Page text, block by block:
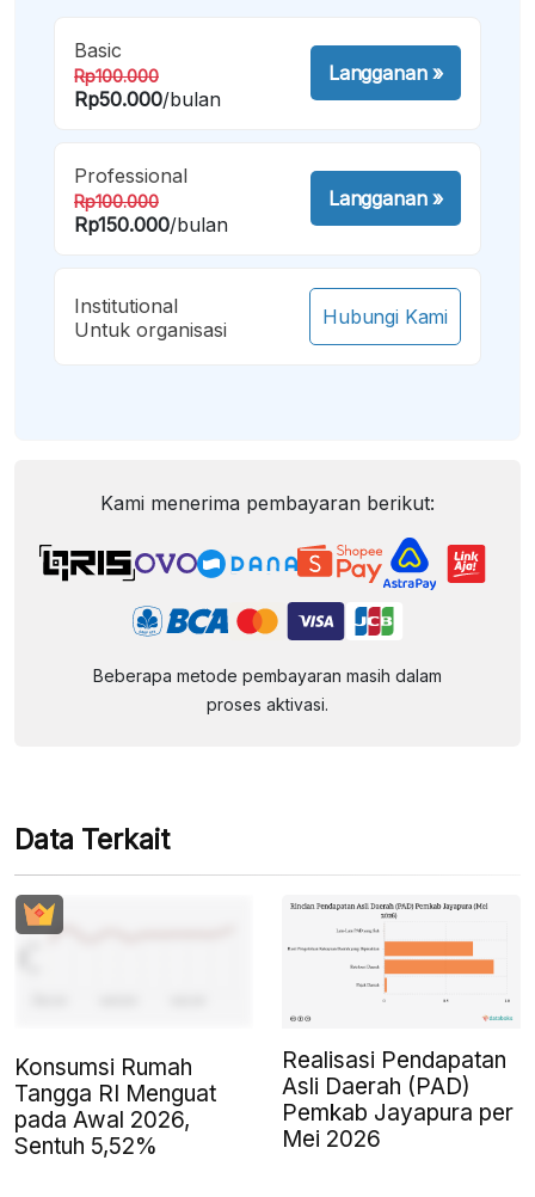
Basic
Rp100.000
Rp50.000/bulan
Langganan»
Professional
Rp100.000
Rp150.000/bulan
Langganan»
Institutional
Untuk organisasi
Hubungi Kami
Kami menerima pembayaran berikut:
Beberapa metode pembayaran masih dalam
proses aktivasi.
Data Terkait
Konsumsi Rumah
Tangga RI Menguat
pada Awal 2026,
Sentuh 5,52%
Realisasi Pendapatan
Asli Daerah (PAD)
Pemkab Jayapura per
Mei 2026